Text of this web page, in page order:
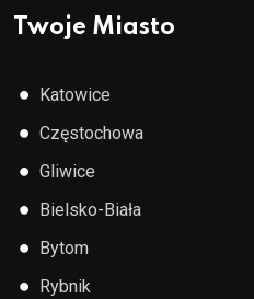
Twoje Miasto
● Katowice
● Częstochowa
● Gliwice
● Bielsko-Biała
● Bytom
● Rybnik